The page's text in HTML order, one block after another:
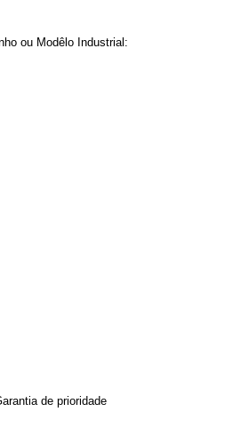
ou Modêlo Industrial:
de prioridade